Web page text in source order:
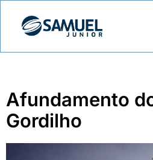
Afundamento
Gordilho